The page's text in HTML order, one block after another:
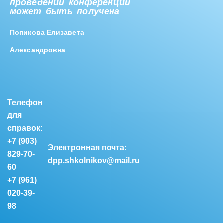
проведении конференции
может быть получена
Попикова Елизавета
Александровна
Телефон
для
справок:
+7 (903)
829-70-
60
+7 (961)
020-39-
98
Электронная почта:
dpp.shkolnikov@mail.ru